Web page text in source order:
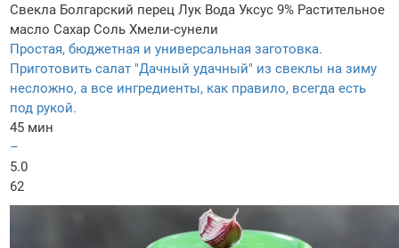
Свекла Болгарский перец Лук Вода Уксус 9% Растительное
масло Сахар Соль Хмели-сунели
Простая, бюджетная и универсальная заготовка.
Приготовить салат "Дачный удачный" из свеклы на зиму
несложно, а все ингредиенты, как правило, всегда есть
под рукой.
45 мин
–
5.0
62